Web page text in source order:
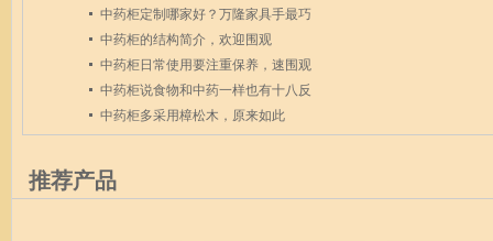
中药柜定制哪家好？万隆家具手最巧
中药柜的结构简介，欢迎围观
中药柜日常使用要注重保养，速围观
中药柜说食物和中药一样也有十八反
中药柜多采用樟松木，原来如此
推荐产品